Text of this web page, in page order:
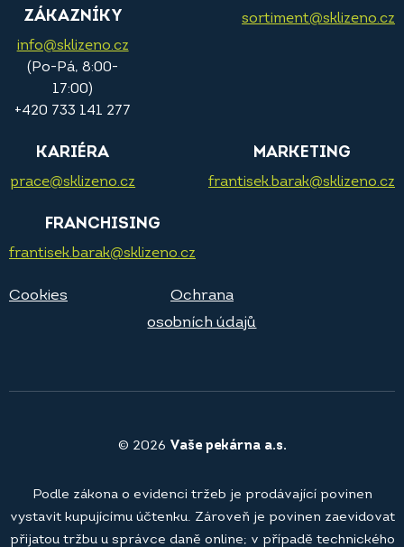
ZÁKAZNÍKY
info@sklizeno.cz
(Po-Pá, 8:00-
17:00)
+420 733 141 277
sortiment@sklizeno.cz
KARIÉRA
prace@sklizeno.cz
MARKETING
frantisek.barak@sklizeno.cz
FRANCHISING
frantisek.barak@sklizeno.cz
Cookies
Ochrana
osobních údajů
© 2026 Vaše pekárna a.s.
Podle zákona o evidenci tržeb je prodávající povinen
vystavit kupujícímu účtenku. Zároveň je povinen zaevidovat
přijatou tržbu u správce daně online; v případě technického